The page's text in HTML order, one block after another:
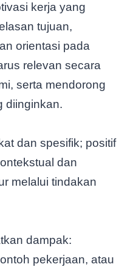
kerja yang
tujuan,
orientasi pada
relevan secara
serta mendorong
diinginkan.
dan spesifik; positif
dan
melalui tindakan
dampak:
pekerjaan, atau